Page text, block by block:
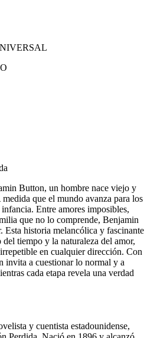
Button, un hombre nace viejo y
que el mundo avanza para los
Entre amores imposibles,
que no lo comprende, Benjamin
Esta historia melancólica y fascinante
tiempo y la naturaleza del amor,
en cualquier dirección. Con
invita a cuestionar lo normal y a
cada etapa revela una verdad
y cuentista estadounidense,